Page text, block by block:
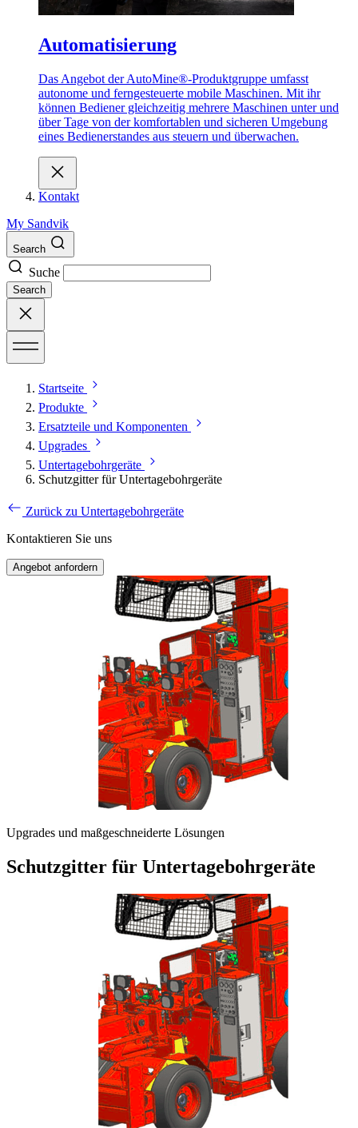
Automatisierung
Das Angebot der AutoMine®-Produktgruppe umfasst
autonome und ferngesteuerte mobile Maschinen. Mit ihr
können Bediener gleichzeitig mehrere Maschinen unter und
über Tage von der komfortablen und sicheren Umgebung
eines Bedienerstandes aus steuern und überwachen.
Kontakt
My Sandvik
Search
Suche
Search
Startseite
Produkte
Ersatzteile und Komponenten
Upgrades
Untertagebohrgeräte
Schutzgitter für Untertagebohrgeräte
Zurück zu Untertagebohrgeräte
Kontaktieren Sie uns
Angebot anfordern
Upgrades und maßgeschneiderte Lösungen
Schutzgitter für Untertagebohrgeräte